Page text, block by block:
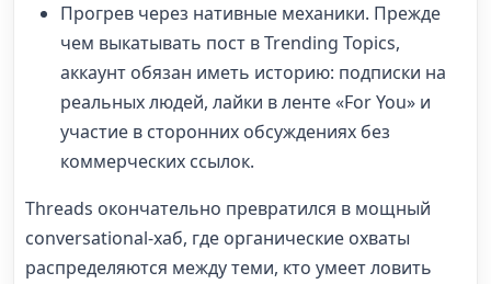
Прогрев через нативные механики. Прежде
чем выкатывать пост в Trending Topics,
аккаунт обязан иметь историю: подписки на
реальных людей, лайки в ленте «For You» и
участие в сторонних обсуждениях без
коммерческих ссылок.
Threads окончательно превратился в мощный
conversational-хаб, где органические охваты
распределяются между теми, кто умеет ловить